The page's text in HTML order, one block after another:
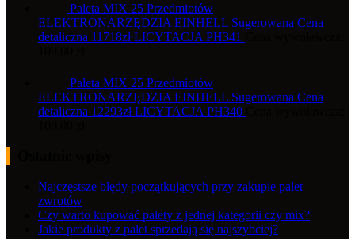
Paleta MIX 25 Przedmiotów
ELEKTRONARZĘDZIA EINHELL Sugerowana Cena
detaliczna 11718zł LICYTACJA PH341
Paleta MIX 25 Przedmiotów
ELEKTRONARZĘDZIA EINHELL Sugerowana Cena
detaliczna 12293zł LICYTACJA PH340
Najczęstsze błędy początkujących przy zakupie palet
zwrotów
Czy warto kupować palety z jednej kategorii czy mix?
Jakie produkty z palet sprzedają się najszybciej?